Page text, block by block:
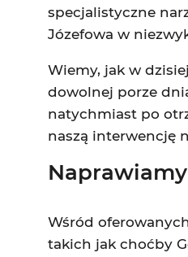
specjalistyczne
Józefowa w
Wiemy, jak w
dowolnej porze
natychmiast po
naszą interwencję
Wśród
takich jak choćby